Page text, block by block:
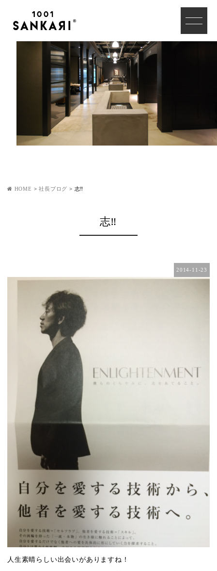
HOME >社長ブログ > 志‼︎
志‼︎
2014-11-23
人生素晴らしい出会いがありますね！